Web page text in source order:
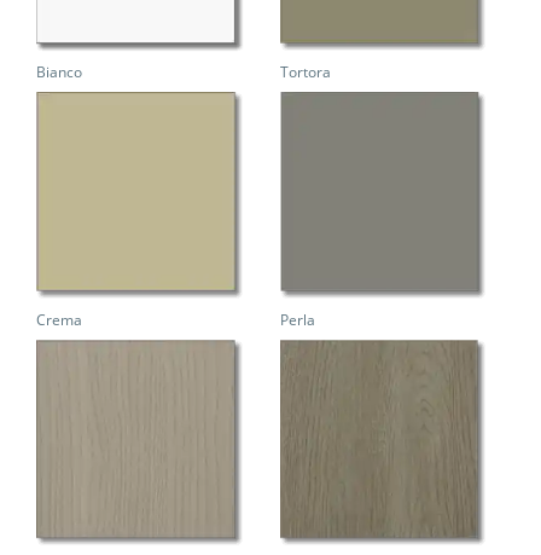
Bianco Tortora
Crema Perla